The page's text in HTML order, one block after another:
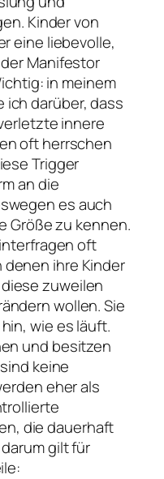
Kinder von
eine liebevolle,
Manifestor
in meinem
darüber, dass
innere
oft herrschen
Trigger
an die
es auch
Größe zu kennen.
oft
ihre Kinder
zuweilen
wollen. Sie
wie es läuft.
und besitzen
keine
eher als
die dauerhaft
gilt für